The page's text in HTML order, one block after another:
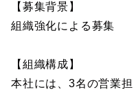
【募集背景】
組織強化による募集
【組織構成】
本社には、3名の営業